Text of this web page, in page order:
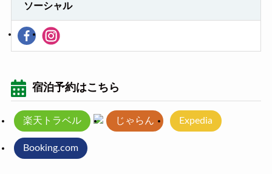
ソーシャル
宿泊予約はこちら
楽天トラベル じゃらん Expedia
Booking.com